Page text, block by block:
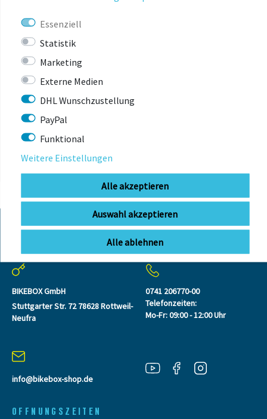
ZULETZT
BIKEBOX GmbH
Stuttgarter Str. 72 78628 Rottweil-
Neufra
info@bikebox-shop.de
0741 206770-00
Telefonzeiten:
Mo-Fr: 09:00 - 12:00 Uhr
OFFNUNGSZEITEN
Essenziell
Statistik
Marketing
Externe Medien
DHL Wunschzustellung
PayPal
Funktional
Weitere Einstellungen
Alle akzeptieren
Auswahl akzeptieren
Alle ablehnen